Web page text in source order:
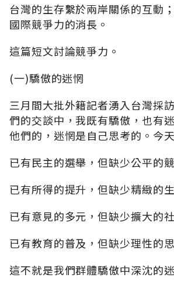
台灣的生存繫於兩岸關係的互動
國際競爭力的消長。
這篇短文討論競爭力。
(一)驕傲的迷惘
三月間大批外籍記者湧入台灣採
們的交談中，我既有驕傲，也有
他們的，迷惘是自己思考的。今
已有民主的選舉，但缺少公平的
已有所得的提升，但缺少精緻的
已有意見的多元，但缺少擴大的
已有教育的普及，但缺少理性的
這不就是我們群體驕傲中深沈的